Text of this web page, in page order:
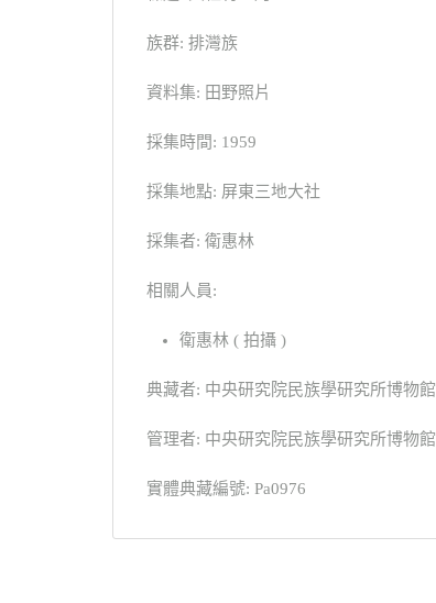
族群: 排灣族
資料集: 田野照片
採集時間: 1959
採集地點: 屏東三地大社
採集者: 衛惠林
相關人員:
衛惠林 ( 拍攝 )
典藏者: 中央研究院民族學研究所博物館
管理者: 中央研究院民族學研究所博物館
實體典藏編號: Pa0976